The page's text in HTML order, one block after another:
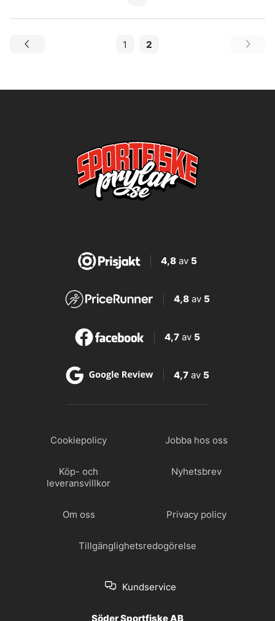
1 2
4,8av 5
4,8 av 5
4,7 av 5
4,7 av 5
Cookiepolicy Jobba hos oss
Köp- och
leveransvillkor
Nyhetsbrev
Om oss Privacy policy
Tillgänglighetsredogörelse
Kundservice
Söder Sportfiske AB